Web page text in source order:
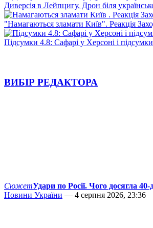
Диверсія в Лейпцигу. Дрон біля
"Намагаються зламати Київ". Реакція
Підсумки 4.8: Сафарі у Херсоні і підсумки
ВИБІР РЕДАКТОРА
СюжетУдари по Росії. Чого досягла 40-
Новини України — 4 серпня 2026, 23:36